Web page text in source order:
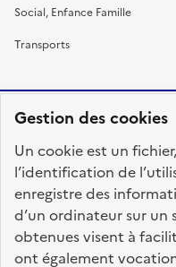
Gestion des cookies
Un cookie est un
l’identification de
enregistre des
d’un ordinateur sur un
obtenues visent à
ont également
Social, Enfance Famille
Transports
FRANÇAISE
fonction-publique.gouv.fr